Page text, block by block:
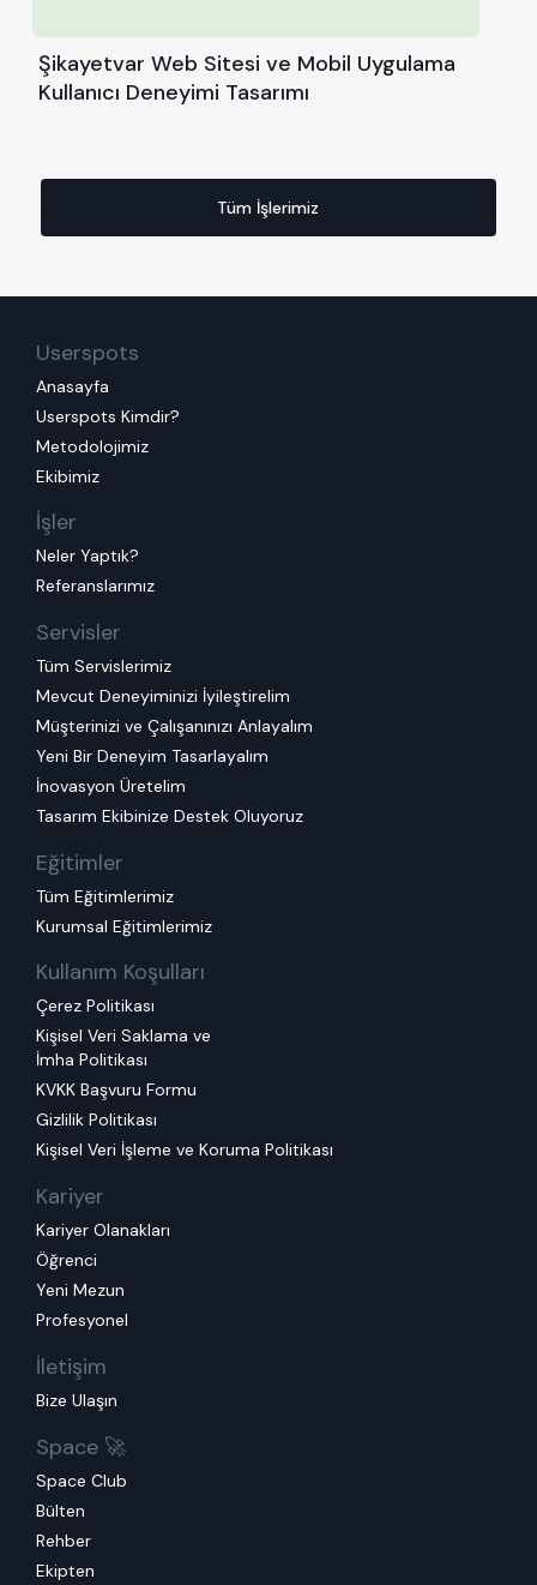
Şikayetvar Web Sitesi ve Mobil Uygulama
Kullanıcı Deneyimi Tasarımı
Tüm İşlerimiz
Userspots
Anasayfa
Userspots Kimdir?
Metodolojimiz
Ekibimiz
İşler
Neler Yaptık?
Referanslarımız
Servisler
Tüm Servislerimiz
Mevcut Deneyiminizi İyileştirelim
Müşterinizi ve Çalışanınızı Anlayalım
Yeni Bir Deneyim Tasarlayalım
İnovasyon Üretelim
Tasarım Ekibinize Destek Oluyoruz
Eğitimler
Tüm Eğitimlerimiz
Kurumsal Eğitimlerimiz
Kullanım Koşulları
Çerez Politikası
Kişisel Veri Saklama ve
İmha Politikası
KVKK Başvuru Formu
Gizlilik Politikası
Kişisel Veri İşleme ve Koruma Politikası
Kariyer
Kariyer Olanakları
Öğrenci
Yeni Mezun
Profesyonel
İletişim
Bize Ulaşın
Space 🚀
Space Club
Bülten
Rehber
Ekipten